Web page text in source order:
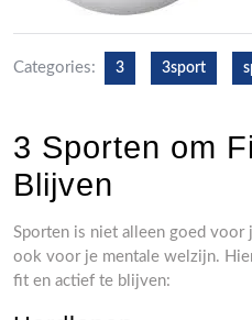
Categories: 3 3sport
3 Sporten om
Blijven
Sporten is niet alleen goed voor
ook voor je mentale welzijn.
fit en actief te blijven: